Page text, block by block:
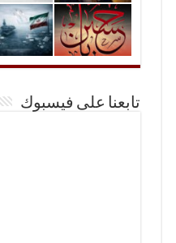
تابعنا على فيسبوك